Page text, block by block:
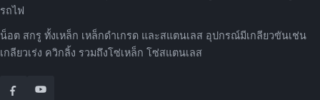
รถไฟ
น็อต สกรู ทั้งเหล็ก เหล็กดำเกรด และสแตนเลส อุปกรณ์มีเกลียวขันเช่น
เกลียวเร่ง ควิกลิ้ง รวมถึงโซ่เหล็ก โซ่สแตนเลส